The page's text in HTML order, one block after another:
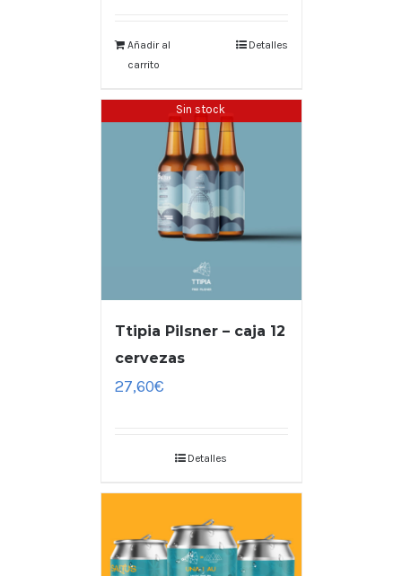
Añadir al
carrito
Detalles
Sin stock
Ttipia Pilsner – caja 12
cervezas
27,60€
Detalles